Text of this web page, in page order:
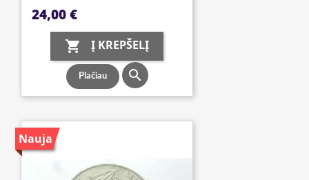
Kaina
24,00 €
 Į KREPŠELĮ
Plačiau 
Nauja